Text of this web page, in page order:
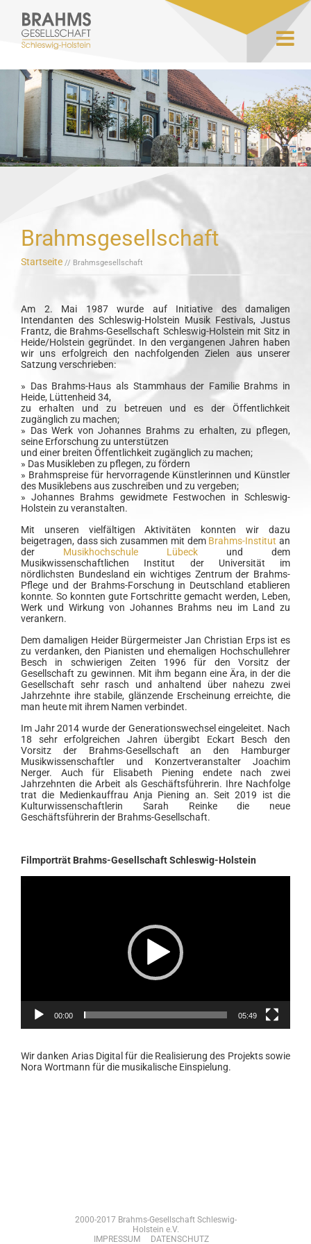
Brahmsgesellschaft
Startseite // Brahmsgesellschaft
Am 2. Mai 1987 wurde auf Initiative des damaligen
Intendanten des Schleswig-Holstein Musik Festivals, Justus
Frantz, die Brahms-Gesellschaft Schleswig-Holstein mit Sitz in
Heide/Holstein gegründet. In den vergangenen Jahren haben
wir uns erfolgreich den nachfolgenden Zielen aus unserer
Satzung verschrieben:
» Das Brahms-Haus als Stammhaus der Familie Brahms in
Heide, Lüttenheid 34,
zu erhalten und zu betreuen und es der Öffentlichkeit
zugänglich zu machen;
» Das Werk von Johannes Brahms zu erhalten, zu pflegen,
seine Erforschung zu unterstützen
und einer breiten Öffentlichkeit zugänglich zu machen;
» Das Musikleben zu pflegen, zu fördern
» Brahmspreise für hervorragende Künstlerinnen und Künstler
des Musiklebens aus zuschreiben und zu vergeben;
» Johannes Brahms gewidmete Festwochen in Schleswig-
Holstein zu veranstalten.
Mit unseren vielfältigen Aktivitäten konnten wir dazu
beigetragen, dass sich zusammen mit dem Brahms-Institut an
der Musikhochschule Lübeck und dem
Musikwissenschaftlichen Institut der Universität im
nördlichsten Bundesland ein wichtiges Zentrum der Brahms-
Pflege und der Brahms-Forschung in Deutschland etablieren
konnte. So konnten gute Fortschritte gemacht werden, Leben,
Werk und Wirkung von Johannes Brahms neu im Land zu
verankern.
Dem damaligen Heider Bürgermeister Jan Christian Erps ist es
zu verdanken, den Pianisten und ehemaligen Hochschullehrer
Besch in schwierigen Zeiten 1996 für den Vorsitz der
Gesellschaft zu gewinnen. Mit ihm begann eine Ära, in der die
Gesellschaft sehr rasch und anhaltend über nahezu zwei
Jahrzehnte ihre stabile, glänzende Erscheinung erreichte, die
man heute mit ihrem Namen verbindet.
Im Jahr 2014 wurde der Generationswechsel eingeleitet. Nach
18 sehr erfolgreichen Jahren übergibt Eckart Besch den
Vorsitz der Brahms-Gesellschaft an den Hamburger
Musikwissenschaftler und Konzertveranstalter Joachim
Nerger. Auch für Elisabeth Piening endete nach zwei
Jahrzehnten die Arbeit als Geschäftsführerin. Ihre Nachfolge
trat die Medienkauffrau Anja Piening an. Seit 2019 ist die
Kulturwissenschaftlerin Sarah Reinke die neue
Geschäftsführerin der Brahms-Gesellschaft.
Filmporträt Brahms-Gesellschaft Schleswig-Holstein
00:00 05:49
Wir danken Arias Digital für die Realisierung des Projekts sowie
Nora Wortmann für die musikalische Einspielung.
2000-2017 Brahms-Gesellschaft Schleswig-
Holstein e.V.
IMPRESSUM
DATENSCHUTZ